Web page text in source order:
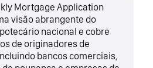
Mortgage Application
visão abrangente do
nacional e cobre
de originadores de
bancos comerciais,